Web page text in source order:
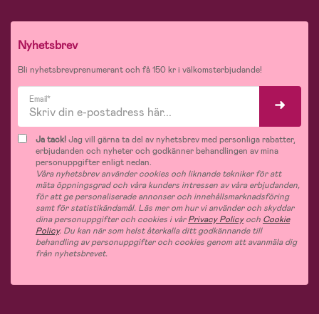
Nyhetsbrev
Bli nyhetsbrevprenumerant och få 150 kr i välkomsterbjudande!
Email*
Ja tack!Jag vill gärna ta del av nyhetsbrev med personliga rabatter,
erbjudanden och nyheter och godkänner behandlingen av mina
personuppgifter enligt nedan.
Våra nyhetsbrev använder cookies och liknande tekniker för att
mäta öppningsgrad och våra kunders intressen av våra erbjudanden,
för att ge personaliserade annonser och innehållsmarknadsföring
samt för statistikändamål. Läs mer om hur vi använder och skyddar
dina personuppgifter och cookies i vårPrivacy Policyoch Cookie
Policy. Du kan när som helst återkalla ditt godkännande till
behandling av personuppgifter och cookies genom att avanmäla dig
från nyhetsbrevet.